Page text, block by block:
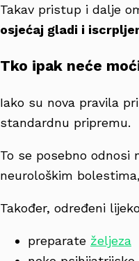
Takav pristup i dalje
osjećaj gladi i
Tko ipak neće
Iako su nova pravila
standardnu pripremu.
To se posebno odnosi
neurološkim
Također, određeni
preparate željeza